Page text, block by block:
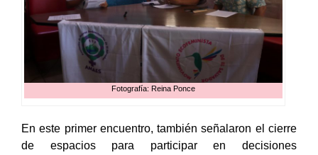
Fotografía: Reina Ponce
En este primer encuentro, también señalaron el cierre
de espacios para participar en decisiones